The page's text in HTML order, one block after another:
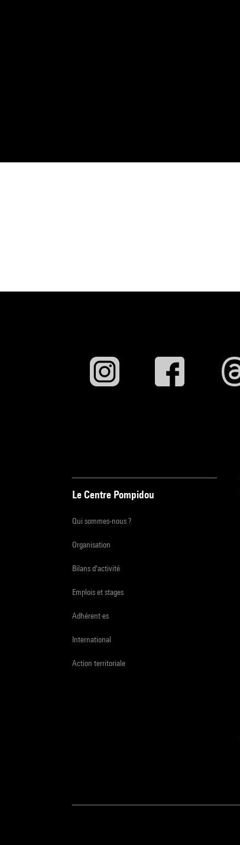
Le Centre Pompidou
Qui sommes-nous ?
Organisation
Bilans d'activité
Emplois et stages
Adhérent·es
International
Action territoriale